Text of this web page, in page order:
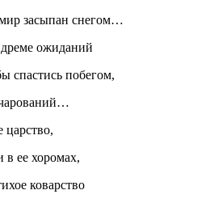
засыпан снегом…
ожиданий
спастись побегом,
царство,
ее хоромах,
коварство